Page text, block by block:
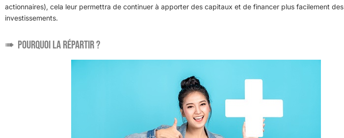
actionnaires), cela leur permettra de continuer à apporter des capitaux et de financer plus facilement des
investissements.
Pourquoi la répartir ?